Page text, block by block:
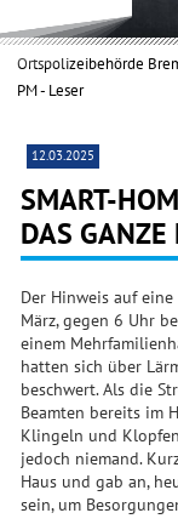
Ortspolizeibehörde
PM - Leser
12.03.2025
SMART-
DAS
Der Hinweis auf
März, gegen 6 Uhr
einem
hatten sich über
beschwert. Als die
Beamten bereits im
Klingeln und
jedoch niemand.
Haus und gab an,
sein, um